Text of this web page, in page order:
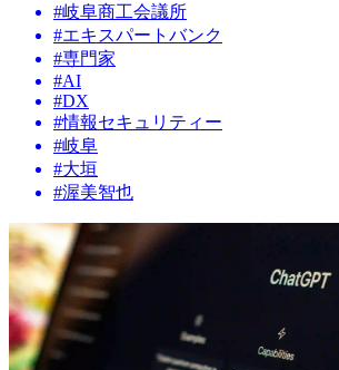
#岐阜商工会議所
#エキスパートバンク
#専門家
#AI
#DX
#情報セキュリティー
#岐阜
#大垣
#渥美智也